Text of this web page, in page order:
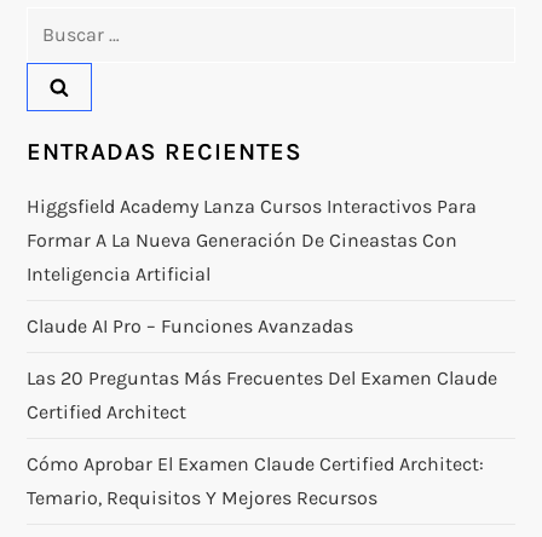
ENTRADAS RECIENTES
Higgsfield Academy Lanza Cursos Interactivos Para
Formar A La Nueva Generación De Cineastas Con
Inteligencia Artificial
Claude AI Pro – Funciones Avanzadas
Las 20 Preguntas Más Frecuentes Del Examen Claude
Certified Architect
Cómo Aprobar El Examen Claude Certified Architect:
Temario, Requisitos Y Mejores Recursos